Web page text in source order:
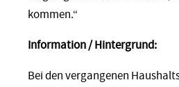
kommen.“
Information / Hintergrund:
Bei den vergangenen